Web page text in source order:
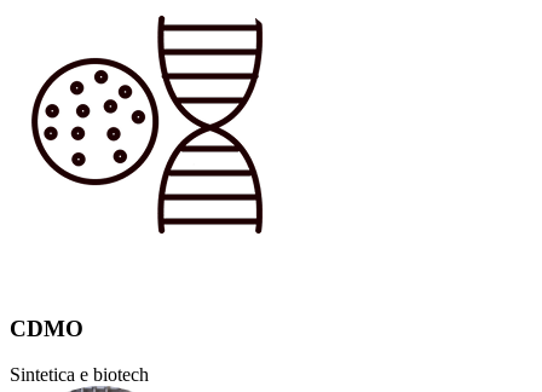
CDMO
Sintetica e biotech